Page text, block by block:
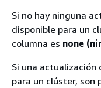
Si no hay ninguna
disponible para un
columna es none
Si una
para un clúster, son